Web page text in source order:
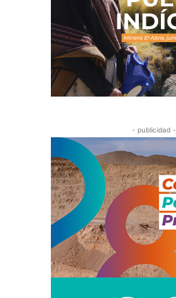
- publicidad -